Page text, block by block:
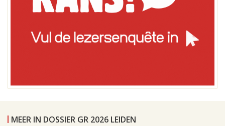
MEER IN DOSSIER GR 2026 LEIDEN